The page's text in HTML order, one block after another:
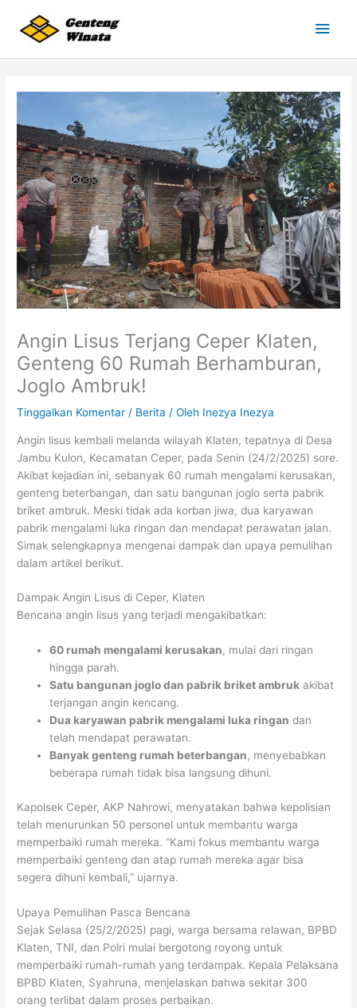
konten
Angin Lisus Terjang Ceper Klaten,
Genteng 60 Rumah Berhamburan,
Joglo Ambruk!
Tinggalkan Komentar / Berita / Oleh Inezya Inezya
Angin lisus kembali melanda wilayah Klaten, tepatnya di Desa
Jambu Kulon, Kecamatan Ceper, pada Senin (24/2/2025) sore.
Akibat kejadian ini, sebanyak 60 rumah mengalami kerusakan,
genteng beterbangan, dan satu bangunan joglo serta pabrik
briket ambruk. Meski tidak ada korban jiwa, dua karyawan
pabrik mengalami luka ringan dan mendapat perawatan jalan.
Simak selengkapnya mengenai dampak dan upaya pemulihan
dalam artikel berikut.
Dampak Angin Lisus di Ceper, Klaten
Bencana angin lisus yang terjadi mengakibatkan:
60 rumah mengalami kerusakan, mulai dari ringan
hingga parah.
Satu bangunan joglo dan pabrik briket ambruk akibat
terjangan angin kencang.
Dua karyawan pabrik mengalami luka ringan dan
telah mendapat perawatan.
Banyak genteng rumah beterbangan, menyebabkan
beberapa rumah tidak bisa langsung dihuni.
Kapolsek Ceper, AKP Nahrowi, menyatakan bahwa kepolisian
telah menurunkan 50 personel untuk membantu warga
memperbaiki rumah mereka. “Kami fokus membantu warga
memperbaiki genteng dan atap rumah mereka agar bisa
segera dihuni kembali,” ujarnya.
Upaya Pemulihan Pasca Bencana
Sejak Selasa (25/2/2025) pagi, warga bersama relawan, BPBD
Klaten, TNI, dan Polri mulai bergotong royong untuk
memperbaiki rumah-rumah yang terdampak. Kepala Pelaksana
BPBD Klaten, Syahruna, menjelaskan bahwa sekitar 300
orang terlibat dalam proses perbaikan.